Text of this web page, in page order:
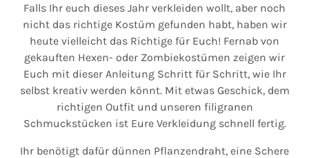
Falls Ihr euch dieses Jahr verkleiden wollt, aber noch
nicht das richtige Kostüm gefunden habt, haben wir
heute vielleicht das Richtige für Euch! Fernab von
gekauften Hexen- oder Zombiekostümen zeigen wir
Euch mit dieser Anleitung Schritt für Schritt, wie Ihr
selbst kreativ werden könnt. Mit etwas Geschick, dem
richtigen Outfit und unseren filigranen
Schmuckstücken ist Eure Verkleidung schnell fertig.
Ihr benötigt dafür dünnen Pflanzendraht, eine Schere